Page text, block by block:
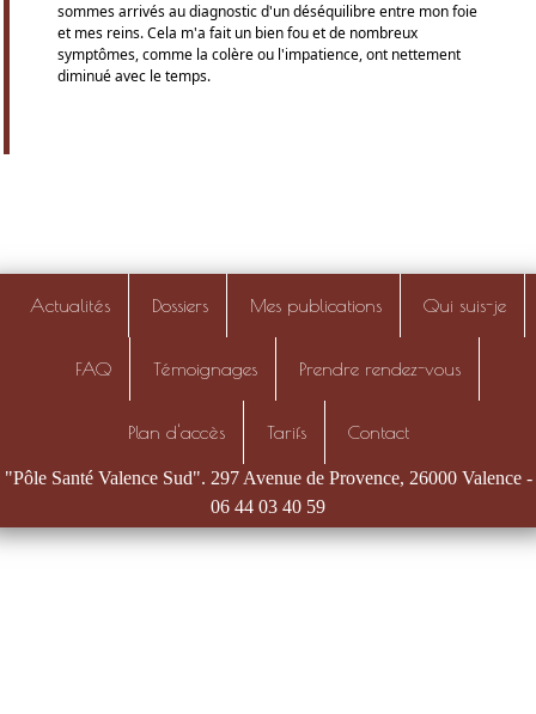
sommes arrivés au diagnostic d'un déséquilibre entre mon foie
et mes reins. Cela m'a fait un bien fou et de nombreux
symptômes, comme la colère ou l'impatience, ont nettement
diminué avec le temps.
Actualités Dossiers Mes publications Qui suis-je
FAQ Témoignages Prendre rendez-vous
Plan d'accès Tarifs Contact
"Pôle Santé Valence Sud". 297 Avenue de Provence, 26000 Valence -
06 44 03 40 59